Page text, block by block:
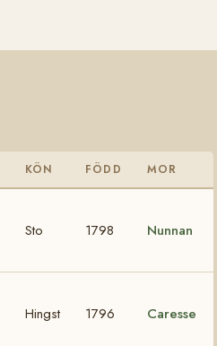
KÖN FÖDD MOR
Sto 1798 Nunnan
Hingst 1796 Caresse